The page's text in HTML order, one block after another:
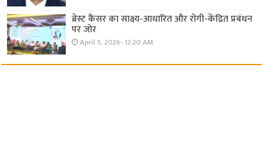
ब्रेस्ट कैंसर का साक्ष्य-आधारित और रोगी-केंद्रित प्रबंधन
पर जोर
April 5, 2026- 12:20 AM